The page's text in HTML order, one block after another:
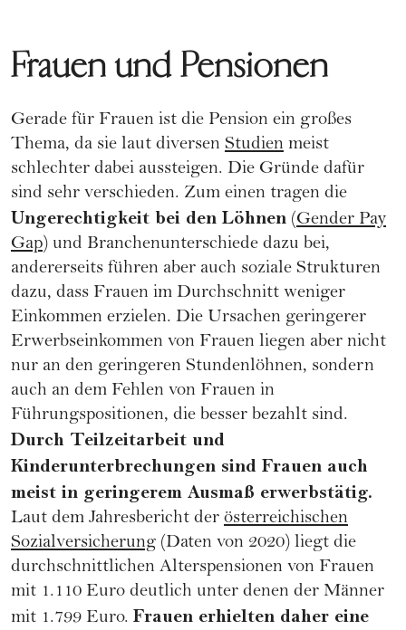
Frauen und Pensionen
Gerade für Frauen ist die Pension ein großes
Thema, da sie laut diversen Studien meist
schlechter dabei aussteigen. Die Gründe dafür
sind sehr verschieden. Zum einen tragen die
Ungerechtigkeit bei den Löhnen (Gender Pay
Gap) und Branchenunterschiede dazu bei,
andererseits führen aber auch soziale Strukturen
dazu, dass Frauen im Durchschnitt weniger
Einkommen erzielen. Die Ursachen geringerer
Erwerbseinkommen von Frauen liegen aber nicht
nur an den geringeren Stundenlöhnen, sondern
auch an dem Fehlen von Frauen in
Führungspositionen, die besser bezahlt sind.
Durch Teilzeitarbeit und
Kinderunterbrechungen sind Frauen auch
meist in geringerem Ausmaß erwerbstätig.
Laut dem Jahresbericht der österreichischen
Sozialversicherung (Daten von 2020) liegt die
durchschnittlichen Alterspensionen von Frauen
mit 1.110 Euro deutlich unter denen der Männer
mit 1.799 Euro. Frauen erhielten daher eine